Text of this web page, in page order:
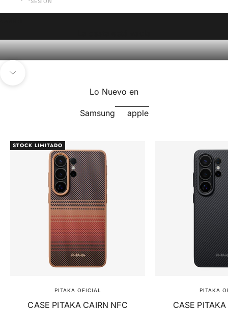
Lo Nuevo en
Samsung apple
STOCK LIMITADO
PITAKA OFICIAL
CASE PITAKA CAIRN NFC
PITAKA
CASE